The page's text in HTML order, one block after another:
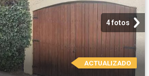
4 fotos
ACTUALIZADO